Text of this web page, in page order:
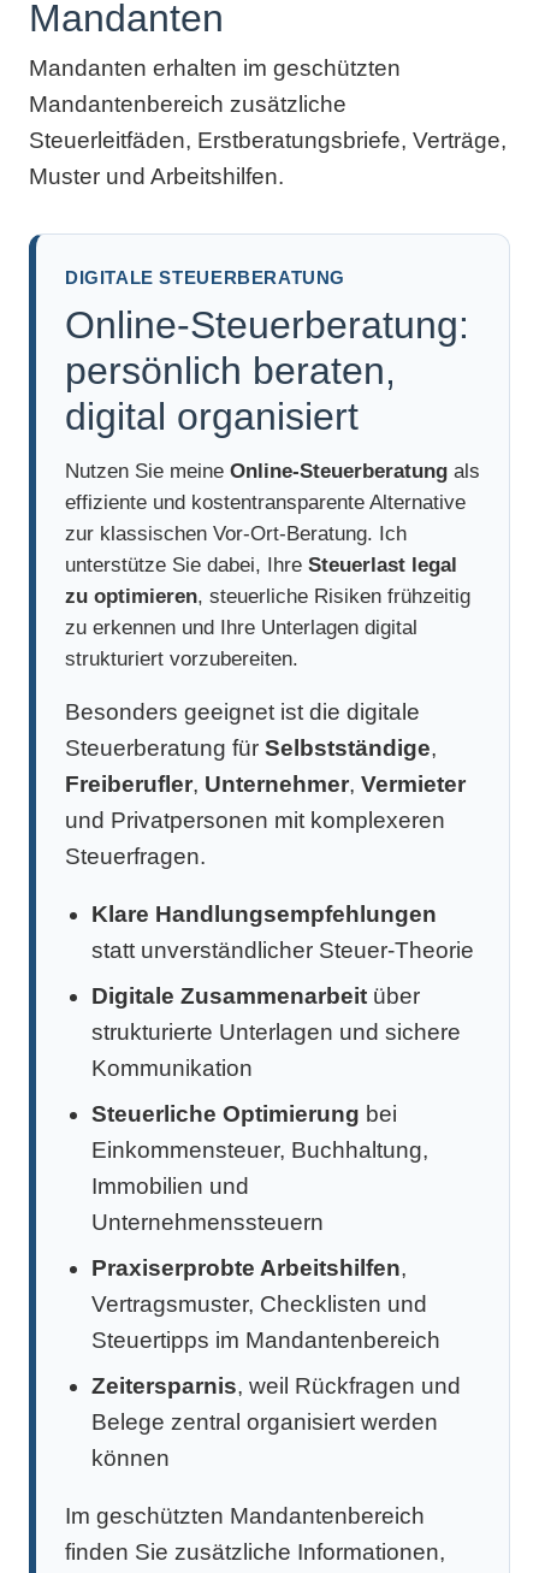
Mandanten
Mandanten erhalten im geschützten
Mandantenbereich zusätzliche
Steuerleitfäden, Erstberatungsbriefe, Verträge,
Muster und Arbeitshilfen.
DIGITALE STEUERBERATUNG
Online-Steuerberatung:
persönlich beraten,
digital organisiert
Nutzen Sie meine Online-Steuerberatung als
effiziente und kostentransparente Alternative
zur klassischen Vor-Ort-Beratung. Ich
unterstütze Sie dabei, Ihre Steuerlast legal
zu optimieren, steuerliche Risiken frühzeitig
zu erkennen und Ihre Unterlagen digital
strukturiert vorzubereiten.
Besonders geeignet ist die digitale
Steuerberatung für Selbstständige,
Freiberufler, Unternehmer, Vermieter
und Privatpersonen mit komplexeren
Steuerfragen.
Klare Handlungsempfehlungen
statt unverständlicher Steuer-Theorie
Digitale Zusammenarbeit über
strukturierte Unterlagen und sichere
Kommunikation
Steuerliche Optimierung bei
Einkommensteuer, Buchhaltung,
Immobilien und
Unternehmenssteuern
Praxiserprobte Arbeitshilfen,
Vertragsmuster, Checklisten und
Steuertipps im Mandantenbereich
Zeitersparnis, weil Rückfragen und
Belege zentral organisiert werden
können
Im geschützten Mandantenbereich
finden Sie zusätzliche Informationen,